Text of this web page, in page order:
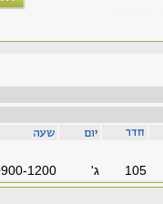
1200 'ג 105